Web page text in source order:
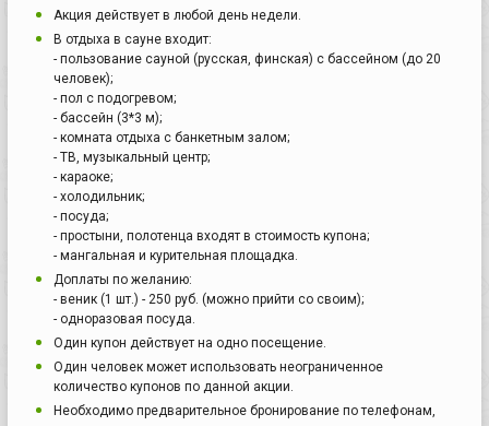
Акция действует в любой день недели.
В отдыха в сауне входит:
- пользование сауной (русская, финская) с бассейном (до 20
человек);
- пол с подогревом;
- бассейн (3*3 м);
- комната отдыха с банкетным залом;
- ТВ, музыкальный центр;
- караоке;
- холодильник;
- посуда;
- простыни, полотенца входят в стоимость купона;
- мангальная и курительная площадка.
Доплаты по желанию:
- веник (1 шт.) - 250 руб. (можно прийти со своим);
- одноразовая посуда.
Один купон действует на одно посещение.
Один человек может использовать неограниченное
количество купонов по данной акции.
Необходимо предварительное бронирование по телефонам,